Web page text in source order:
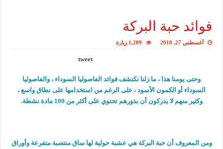
فوائد حبة البركة
أغسطس 27, 2018 1,209 زيارة
tweet
وحتى يومنا هذا ، ما زلنا نكتشف فوائد الفاصوليا السوداء ، والفاصوليا
السوداء أو الكمون الأسود ، على الرغم من استخدامها على نطاق واسع ،
وكثير منهم لا يدركون أن بذورهم تحتوي على أكثر من 100 مادة نشطة.
ومن المعروف أن حبة البركة هي عشبة حولية لها ساق منتصبة متفرعة وأوراق